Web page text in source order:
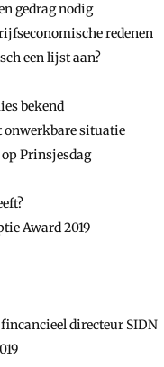
gedrag nodig
redenen
een lijst aan?
bekend
onwerkbare situatie
Prinsjesdag
Award 2019
directeur SIDN